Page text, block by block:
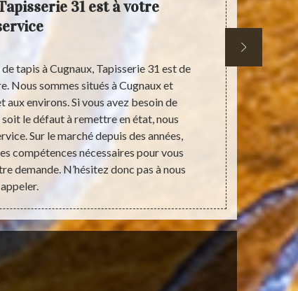
31 est à votre
tapis à Cugnaux, Tapisserie 31 est de
Nous sommes situés à Cugnaux et
aux environs. Si vous avez besoin de
le défaut à remettre en état, nous
Sur le marché depuis des années,
compétences nécessaires pour vous
demande. N’hésitez donc pas à nous
appeler.
Objets
tapis
état. Des
les
dispose
tapis. Les